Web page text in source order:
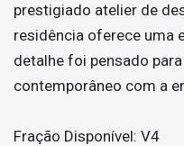
prestigiado atelier de
residência oferece uma
detalhe foi pensado
contemporâneo com a
Fração Disponível: V4